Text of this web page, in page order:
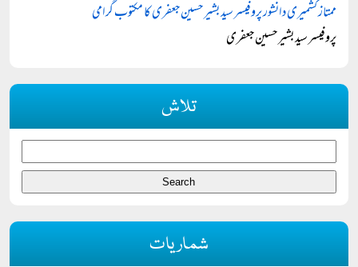
ممتاز کشمیری دانشور پروفیسر سید بشیر حسین جعفری کا مکتوب گرامی
پروفیسر سید بشیر حسین جعفری
تلاش
شماریات